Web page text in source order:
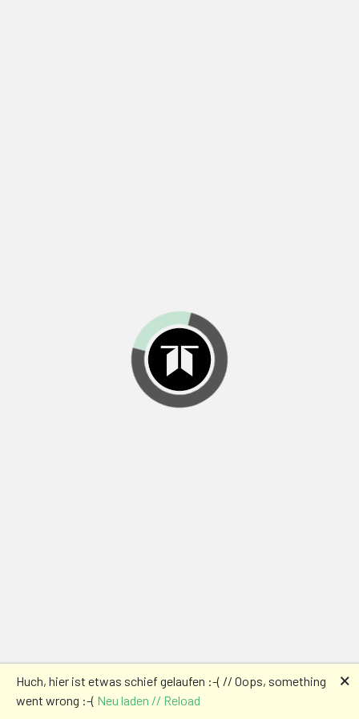
Huch, hier ist etwas schief gelaufen :-( // Oops, something
went wrong :-( Neu laden // Reload
🗙